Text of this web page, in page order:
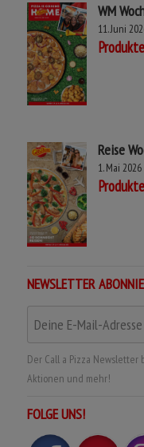
WM
11. Juni
Reise
1. Mai 2026
NEWSLETTER
Der Call a Pizza
Aktionen und mehr!
FOLGE UNS!